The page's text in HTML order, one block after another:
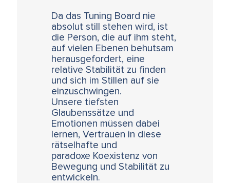
Da das Tuning Board nie
absolut still stehen wird, ist
die Person, die auf ihm steht,
auf vielen Ebenen behutsam
herausgefordert, eine
relative Stabilität zu finden
und sich im Stillen auf sie
einzuschwingen.
Unsere tiefsten
Glaubenssätze und
Emotionen müssen dabei
lernen, Vertrauen in diese
rätselhafte und
paradoxe Koexistenz von
Bewegung und Stabilität zu
entwickeln.